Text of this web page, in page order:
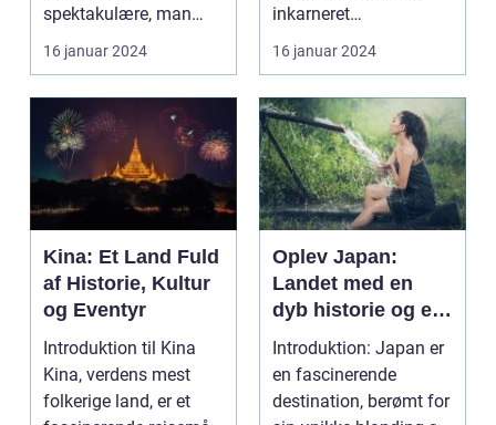
spektakulære, man
kan opleve. Dette
stykke p...
16 januar 2024
inkarneret
drømmedestination.
Dette ørige beståend...
16 januar 2024
Kina: Et Land Fuld
af Historie, Kultur
og Eventyr
Introduktion til Kina
Kina, verdens mest
folkerige land, er et
Oplev Japan:
Landet med en
dyb historie og en
enestående kultur
Introduktion: Japan er
en fascinerende
destination, berømt for